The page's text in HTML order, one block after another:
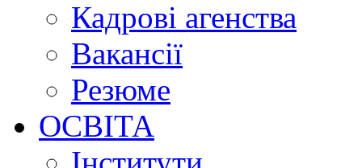
Кадрові агенства
Вакансії
Резюме
ОСВІТА